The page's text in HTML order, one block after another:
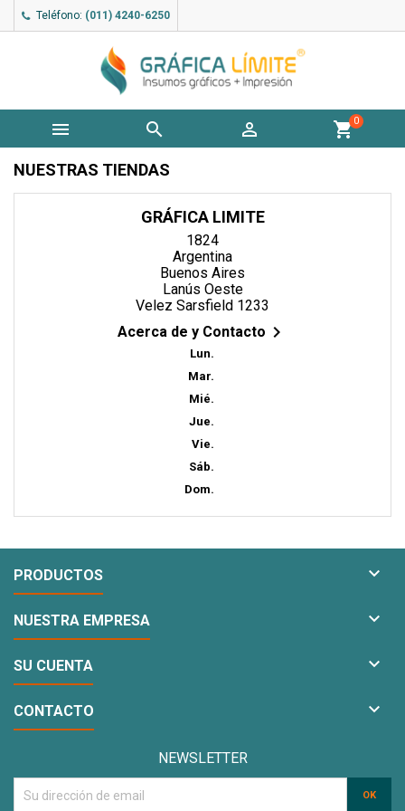
Teléfono: (011) 4240-6250
   shopping_cart0
NUESTRAS TIENDAS
GRÁFICA LIMITE
1824
Argentina
Buenos Aires
Lanús Oeste
Velez Sarsfield 1233
Acerca de y Contacto 
Lun.
Mar.
Mié.
Jue.
Vie.
Sáb.
Dom.
PRODUCTOS 
NUESTRA EMPRESA 
SU CUENTA 
CONTACTO 
NEWSLETTER